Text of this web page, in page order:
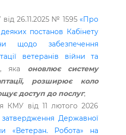
26.11.2025 № 1595 «Про
постанов Кабінету
щодо забезпечення
ветеранів війни та
, яка оновлює систему
розширює коло
доступ до послуг;
КМУ від 11 лютого 2026
Державної
«Ветеран. Робота» на